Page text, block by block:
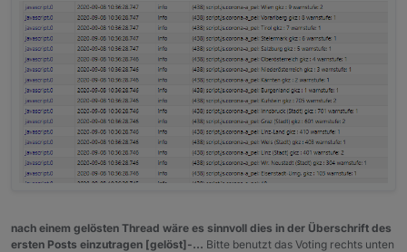
nach einem gelösten Thread wäre es sinnvoll dies in der Überschrift des
ersten Posts einzutragen [gelöst]-... Bitte benutzt das Voting rechts unten